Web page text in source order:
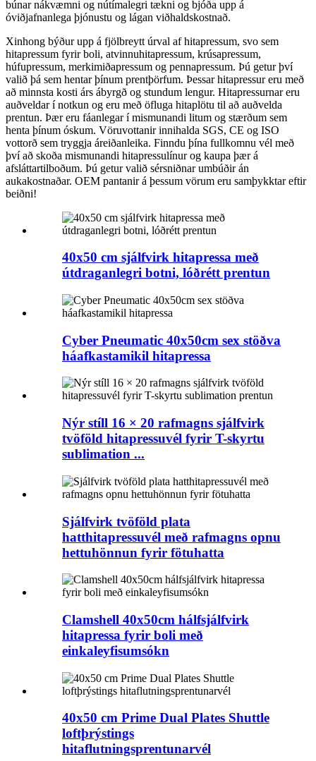
búnar nákvæmni og nútímalegri tækni og bjóða upp á
óviðjafnanlega þjónustu og lágan viðhaldskostnað.
Xinhong býður upp á fjölbreytt úrval af hitapressum, svo sem
hitapressum fyrir boli, atvinnuhitapressum, krúsapressum,
húfupressum, merkimiðapressum og pennapressum. Þú getur því
valið þá sem hentar þínum prentþörfum. Þessar hitapressur eru með
að minnsta kosti árs ábyrgð og stundum lengur. Hitapressurnar eru
auðveldar í notkun og eru með öfluga hitaplötu til að auðvelda
prentun. Þær eru fáanlegar í mismunandi litum og stærðum sem
henta þínum óskum. Vöruvottanir innihalda SGS, CE og ISO
vottorð sem tryggja áreiðanleika. Finndu þína fullkomnu vél með
því að skoða mismunandi hitapressulínur og kaupa þær á
afsláttartilboðum. Þú getur valið sérsniðnar umbúðir án
aukakostnaðar. OEM pantanir á þessum vörum eru samþykktar eftir
beiðni!
40x50 cm sjálfvirk hitapressa með
útdraganlegri botni, lóðrétt prentun
Cyber ​​Pneumatic 40x50cm sex stöðva
háafkastamikil hitapressa
Nýr stíll 16 × 20 rafmagns sjálfvirk
tvöföld hitapressuvél fyrir T-skyrtu
sublimation ...
Sjálfvirk tvöföld plata
hatthitapressuvél með rafmagns opnu
hettuhönnun fyrir fötuhatta
Clamshell 40x50cm hálfsjálfvirk
hitapressa fyrir boli með
einkaleyfisumsókn
40x50 cm Prime Dual Plates Shuttle
loftþrýstings
hitaflutningsprentunarvél